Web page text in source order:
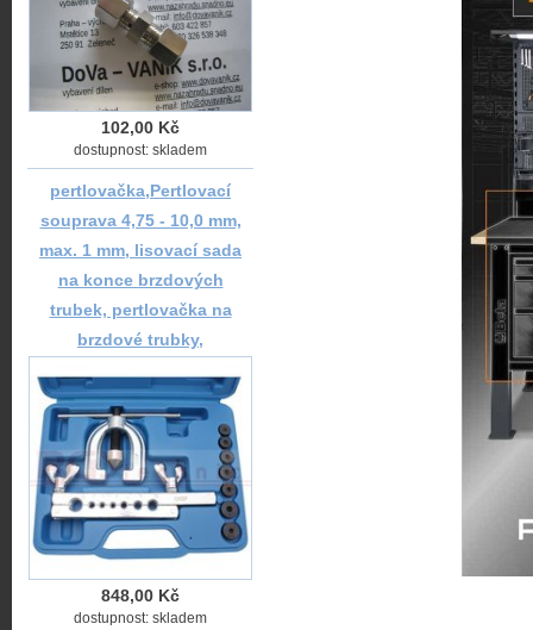
102,00 Kč
dostupnost: skladem
pertlovačka,Pertlovací
souprava 4,75 - 10,0 mm,
max. 1 mm, lisovací sada
na konce brzdových
trubek, pertlovačka na
brzdové trubky,
848,00 Kč
dostupnost: skladem